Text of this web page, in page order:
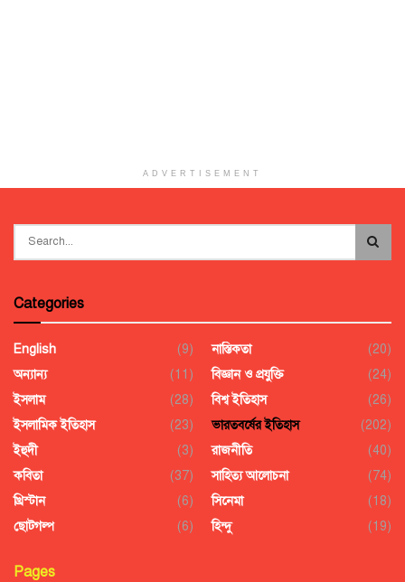
ADVERTISEMENT
Categories
English
(9)
অন্যান্য
(11)
ইসলাম
(28)
ইসলামিক ইতিহাস
(23)
ইহুদী
(3)
কবিতা
(37)
খ্রিস্টান
(6)
ছোটগল্প
(6)
নাস্তিকতা
(20)
বিজ্ঞান ও প্রযুক্তি
(24)
বিশ্ব ইতিহাস
(26)
ভারতবর্ষের ইতিহাস
(202)
রাজনীতি
(40)
সাহিত্য আলোচনা
(74)
সিনেমা
(18)
হিন্দু
(19)
Pages